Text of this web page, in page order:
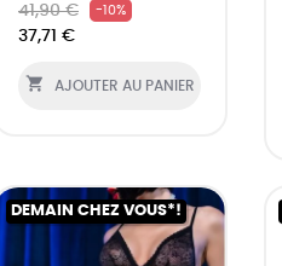
41,90 € -10%
37,71 €
 AJOUTER AU PANIER
DEMAIN CHEZ VOUS*!